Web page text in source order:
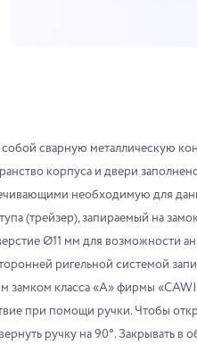
собой сварную металлическую
корпуса и двери
необходимую для
(трейзер), запираемый на
Ø11 мм для возможности
ригельной системой
замком класса «А» фирмы
при помощи ручки. Чтобы
ручку на 90°. Закрывать